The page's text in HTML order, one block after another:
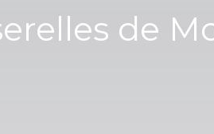
de